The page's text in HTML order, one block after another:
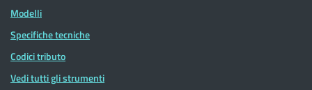
Modelli
Specifiche tecniche
Codici tributo
Vedi tutti gli strumenti